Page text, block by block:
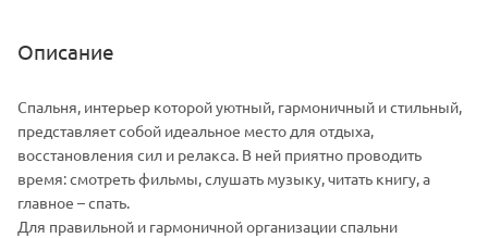
Описание
Спальня, интерьер которой уютный, гармоничный и стильный,
представляет собой идеальное место для отдыха,
восстановления сил и релакса. В ней приятно проводить
время: смотреть фильмы, слушать музыку, читать книгу, а
главное – спать.
Для правильной и гармоничной организации спальни